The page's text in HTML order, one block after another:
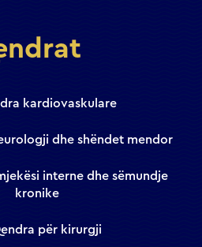
kardiovaskulare
dhe shëndet mendor
interne dhe sëmundje
kronike
për kirurgji